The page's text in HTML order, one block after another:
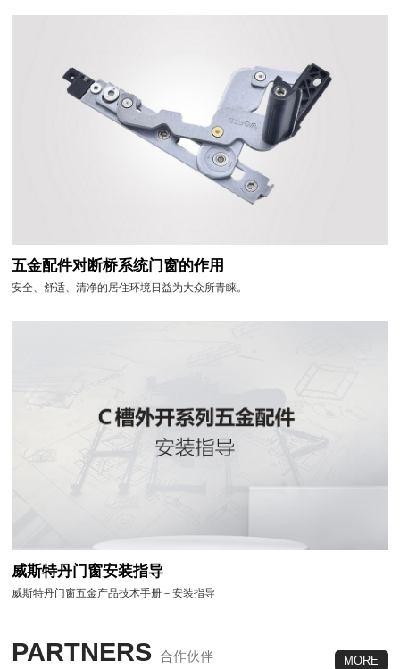
五金配件对断桥系统门窗的作用
安全、舒适、清净的居住环境日益为大众所青睐。
威斯特丹门窗安装指导
威斯特丹门窗五金产品技术手册－安装指导
PARTNERS 合作伙伴 MORE